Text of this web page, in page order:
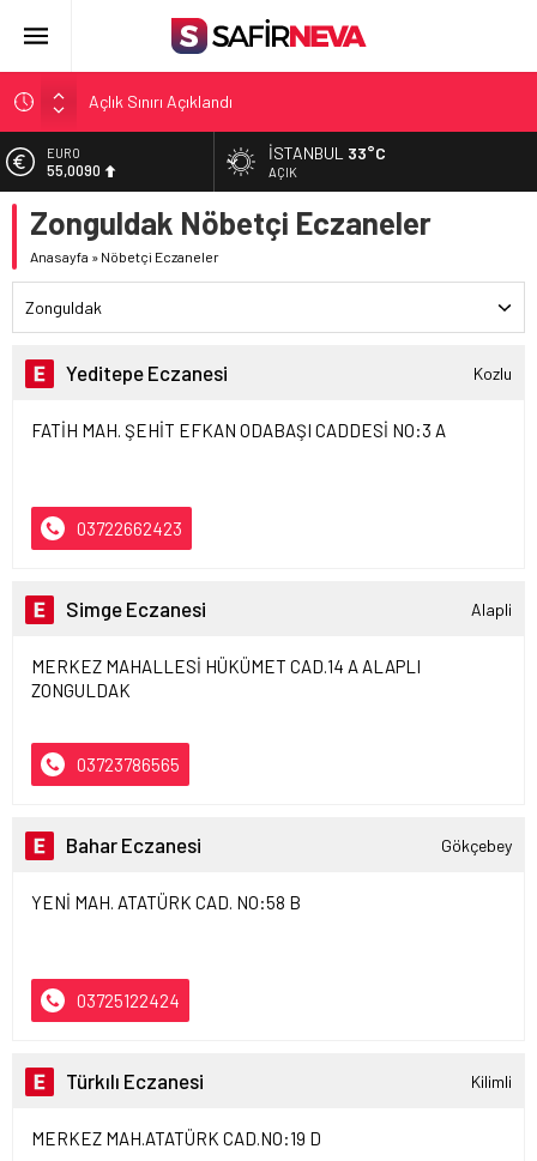
FETÖ’nün kritik ismi tutuklandı
Son dakika… İstanbul’da trafik felç
Yunanistan Başbakanı Çipras Türkiye’ye gelecek
EURO
55,0090
6.415,36
DOLAR
İSTANBUL 33°C
AÇIK
Zonguldak Nöbetçi Eczaneler
Anasayfa » Nöbetçi Eczaneler
Zonguldak
Yeditepe Eczanesi Kozlu
FATİH MAH. ŞEHİT EFKAN ODABAŞI CADDESİ NO:3 A
03722662423
Simge Eczanesi Alapli
MERKEZ MAHALLESİ HÜKÜMET CAD.14 A ALAPLI
ZONGULDAK
03723786565
Bahar Eczanesi Gökçebey
YENİ MAH. ATATÜRK CAD. NO:58 B
03725122424
Türkılı Eczanesi Kilimli
MERKEZ MAH.ATATÜRK CAD.NO:19 D